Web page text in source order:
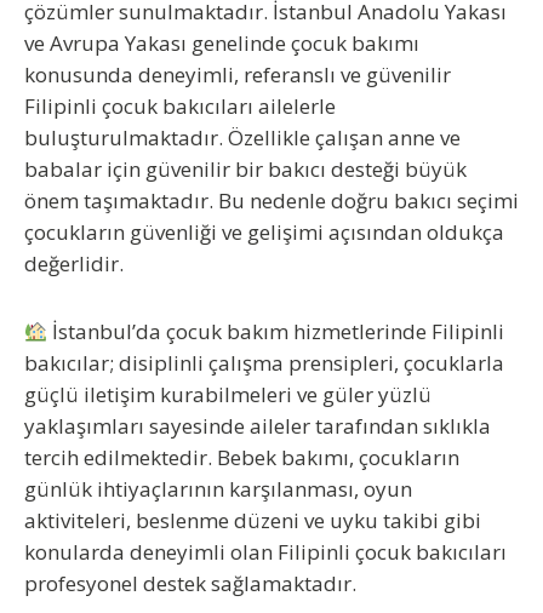
çözümler sunulmaktadır. İstanbul Anadolu Yakası
ve Avrupa Yakası genelinde çocuk bakımı
konusunda deneyimli, referanslı ve güvenilir
Filipinli çocuk bakıcıları ailelerle
buluşturulmaktadır. Özellikle çalışan anne ve
babalar için güvenilir bir bakıcı desteği büyük
önem taşımaktadır. Bu nedenle doğru bakıcı seçimi
çocukların güvenliği ve gelişimi açısından oldukça
değerlidir.
İstanbul’da çocuk bakım hizmetlerinde Filipinli
bakıcılar; disiplinli çalışma prensipleri, çocuklarla
güçlü iletişim kurabilmeleri ve güler yüzlü
yaklaşımları sayesinde aileler tarafından sıklıkla
tercih edilmektedir. Bebek bakımı, çocukların
günlük ihtiyaçlarının karşılanması, oyun
aktiviteleri, beslenme düzeni ve uyku takibi gibi
konularda deneyimli olan Filipinli çocuk bakıcıları
profesyonel destek sağlamaktadır.